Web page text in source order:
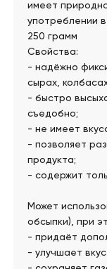
имеет
употреблении
250 грамм
Свойства:
- надёжно
сырах,
- быстро
съедобно;
- не имеет
- позволяет
продукта;
- содержит
Может
обсыпки), при
- придаёт
- улучшает